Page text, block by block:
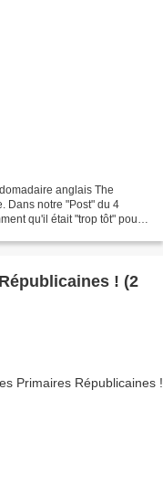
anglais The
Dans notre "Post" du 4
qu'il était "trop tôt" pour
! (2